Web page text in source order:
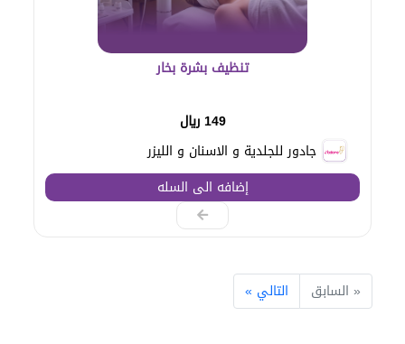
تنظيف بشرة بخار
149 ريال
جادور للجلدية و الاسنان و الليزر
إضافه الى السله
« السابق التالي »